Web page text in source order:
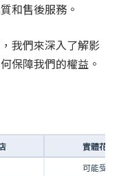
和售後服務。
我們來深入了解影
保障我們的權益。
實體花店
可能受限